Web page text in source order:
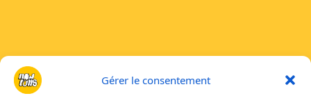
Gérer le consentement